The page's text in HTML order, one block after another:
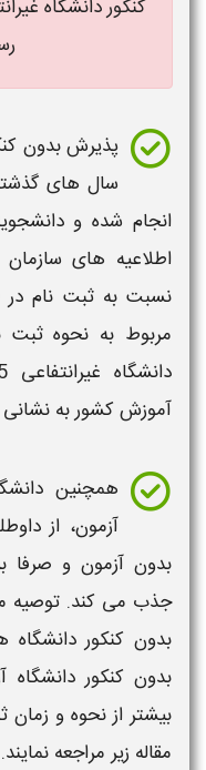
پذیرشبدون
سال های
انجام شده و
اطلاعیه های
نسبت بهثبت نام
مربوط به نحوهثبت
دانشگاه غیرانتفاعی 1405
آموزش کشور به نشانی
همچنین
آزمون، از
بدونآزمون و صرفا
جذب می کند. توصیه
بدون کنکور دانشگاه
بدون کنکور دانشگاه
بیشتر از نحوه و زمان
مقاله زیر مراجعه نمایند.